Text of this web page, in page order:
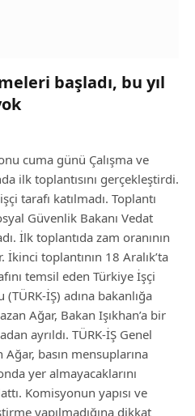
başladı, bu yıl
cuma günü Çalışma ve
ilk toplantısını gerçekleştirdi.
tarafı katılmadı. Toplantı
Güvenlik Bakanı Vedat
İlk toplantıda zam oranının
İkinci toplantının 18 Aralık’ta
temsil eden Türkiye İşçi
İŞ) adına bakanlığa
Ağar, Bakan Işıkhan’a bir
ayrıldı. TÜRK-İŞ Genel
Ağar, basın mensuplarına
yer almayacaklarını
Komisyonun yapısı ve
yapılmadığına dikkat